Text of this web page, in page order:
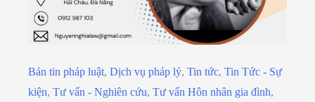
Bản tin pháp luật, Dịch vụ pháp lý, Tin tức, Tin Tức - Sự
kiện, Tư vấn - Nghiên cứu, Tư vấn Hôn nhân gia đình,